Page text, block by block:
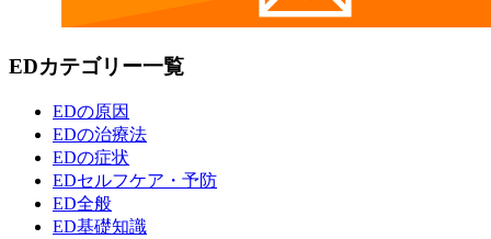
EDカテゴリー一覧
EDの原因
EDの治療法
EDの症状
EDセルフケア・予防
ED全般
ED基礎知識